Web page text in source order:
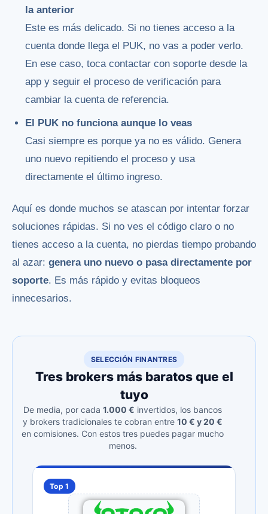
la anterior
Este es más delicado. Si no tienes acceso a la
cuenta donde llega el PUK, no vas a poder verlo.
En ese caso, toca contactar con soporte desde la
app y seguir el proceso de verificación para
cambiar la cuenta de referencia.
El PUK no funciona aunque lo veas
Casi siempre es porque ya no es válido. Genera
uno nuevo repitiendo el proceso y usa
directamente el último ingreso.
Aquí es donde muchos se atascan por intentar forzar
soluciones rápidas. Si no ves el código claro o no
tienes acceso a la cuenta, no pierdas tiempo probando
al azar: genera uno nuevo o pasa directamente por
soporte. Es más rápido y evitas bloqueos
innecesarios.
SELECCIÓN FINANTRES
Tres brokers más baratos que el
tuyo
De media, por cada 1.000 € invertidos, los bancos
y brokers tradicionales te cobran entre 10 € y 20 €
en comisiones. Con estos tres puedes pagar mucho
menos.
Top 1